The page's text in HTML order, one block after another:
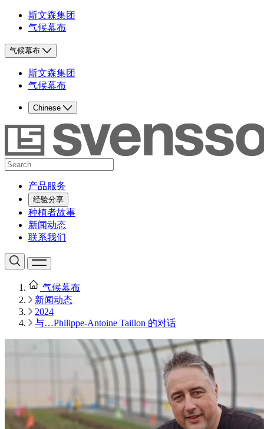
斯文森集团
气候幕布
气候幕布
斯文森集团
气候幕布
Chinese
产品服务
经验分享
种植者故事
新闻动态
联系我们
气候幕布
新闻动态
2024
与…Philippe-Antoine Taillon 的对话